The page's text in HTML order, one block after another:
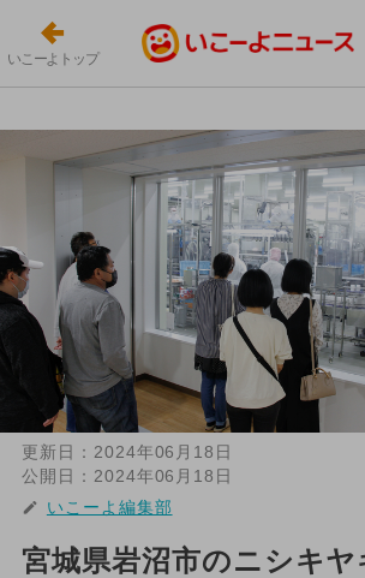
いこーよトップ
更新日： 2024年06月18日
公開日： 2024年06月18日
いこーよ編集部
宮城県岩沼市のニシキ